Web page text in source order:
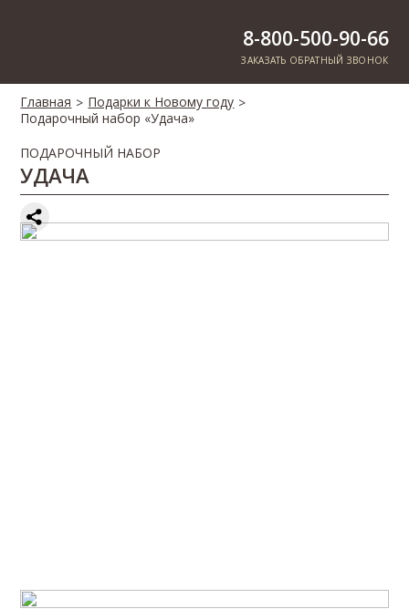
8-800-500-90-66
ЗАКАЗАТЬ ОБРАТНЫЙ ЗВОНОК
Главная > Подарки к Новому году >
Подарочный набор «Удача»
ПОДАРОЧНЫЙ НАБОР
УДАЧА